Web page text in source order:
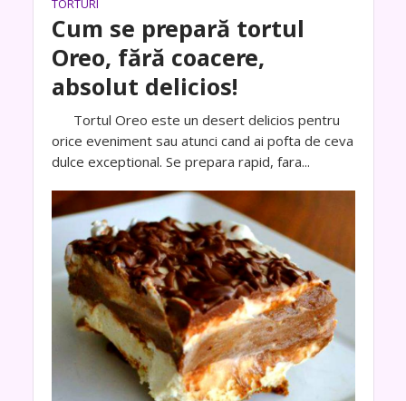
TORTURI
Cum se prepară tortul
Oreo, fără coacere,
absolut delicios!
Tortul Oreo este un desert delicios pentru
orice eveniment sau atunci cand ai pofta de ceva
dulce exceptional. Se prepara rapid, fara...